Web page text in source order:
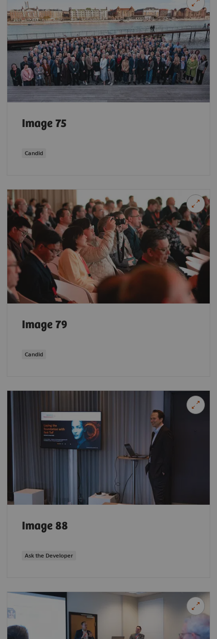
Image 75
Candid
Image 79
Candid
Image 88
Ask the Developer